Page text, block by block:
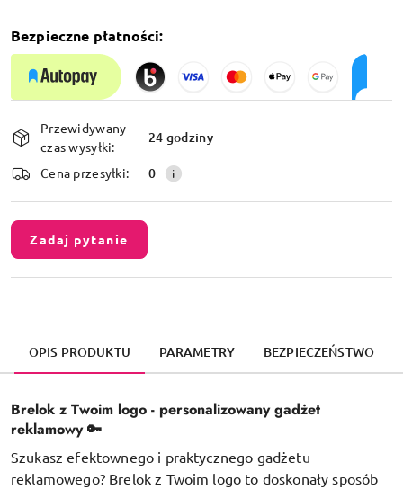
Bezpieczne płatności:
i
dostawa
Przewidywany
czas wysyłki:
24 godziny
Cena przesyłki: 0
Zadaj pytanie
OPIS PRODUKTU PARAMETRY BEZPIECZEŃSTWO
Brelok z Twoim logo - personalizowany gadżet
reklamowy 🔑
Szukasz efektownego i praktycznego gadżetu
reklamowego? Brelok z Twoim logo to doskonały sposób